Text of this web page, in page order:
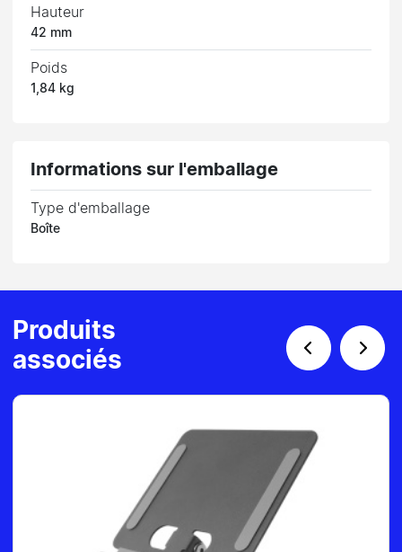
Hauteur
42 mm
Poids
1,84 kg
Informations sur l'emballage
Type d'emballage
Boîte
Produits
associés